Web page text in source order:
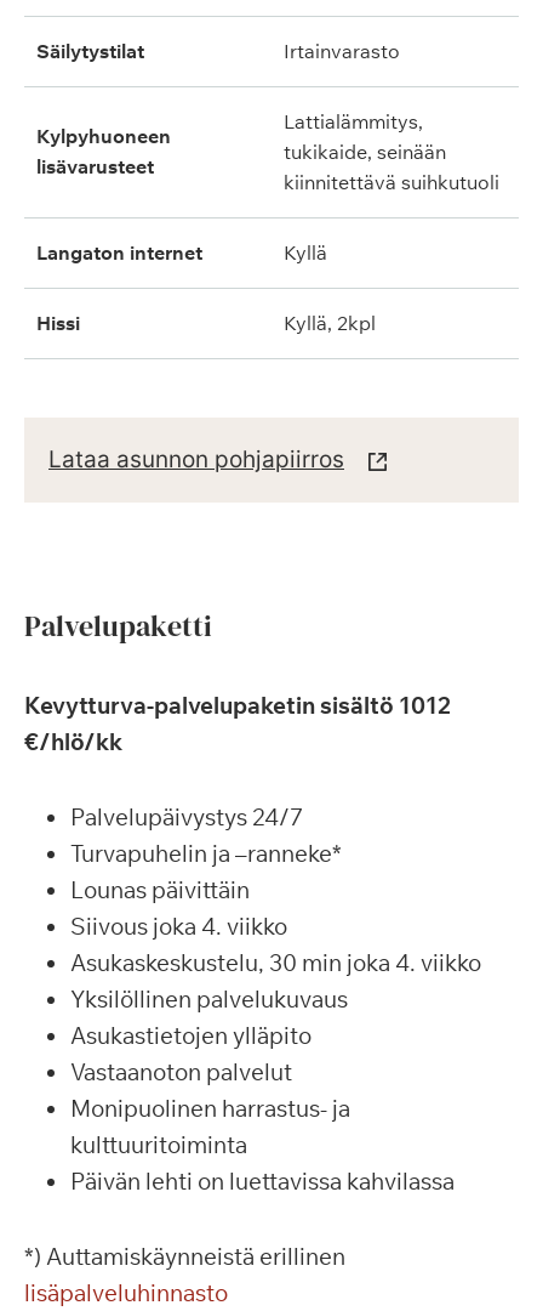
säilytystilat irtainvarasto
kylpyhuoneen
lisävarusteet
lattialämmitys,
tukikaide, seinään
kiinnitettävä suihkutuoli
langaton internet kyllä
hissi kyllä, 2kpl
Lataa asunnon pohjapiirros
Palvelupaketti
Kevytturva-palvelupaketin sisältö 1012
€/hlö/kk
Palvelupäivystys 24/7
Turvapuhelin ja –ranneke*
Lounas päivittäin
Siivous joka 4. viikko
Asukaskeskustelu, 30 min joka 4. viikko
Yksilöllinen palvelukuvaus
Asukastietojen ylläpito
Vastaanoton palvelut
Monipuolinen harrastus- ja
kulttuuritoiminta
Päivän lehti on luettavissa kahvilassa
*) Auttamiskäynneistä erillinen
lisäpalveluhinnasto